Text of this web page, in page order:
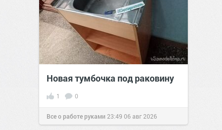
Новая тумбочка под раковину
1 0
Все о работе руками 23:49 06 авг 2026